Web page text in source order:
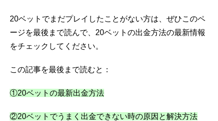
20ベットでまだプレイしたことがない方は、ぜひこのペ
ージを最後まで読んで、20ベットの出金方法の最新情報
をチェックしてください。
この記事を最後まで読むと：
①20ベットの最新出金方法
②20ベットでうまく出金できない時の原因と解決方法